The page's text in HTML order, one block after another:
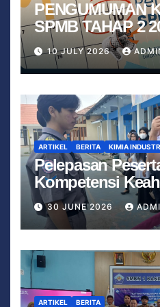
PENGUMUMAN
SPMB TAHAP 2
10 JULY 2026
ARTIKEL BERITA KIMIA
Pelepasan
Kompetensi
Tahun 2026
30 JUNE 2026
ARTIKEL BERITA